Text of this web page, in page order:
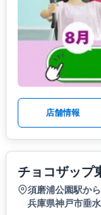
店舗情報
チョコザップ
須磨浦公園駅か
兵庫県神戸市垂